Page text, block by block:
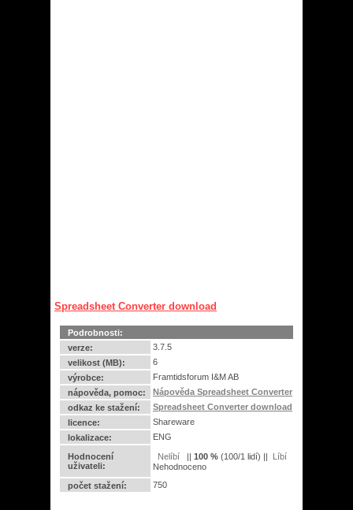
Spreadsheet Converter download
Podrobnosti:
verze:
3.7.5
velikost (MB):
6
výrobce:
Framtidsforum I&M AB
nápověda, pomoc:
Nápověda Spreadsheet Converter
odkaz ke stažení:
Spreadsheet Converter download
licence:
Shareware
lokalizace:
ENG
Hodnocení
uživateli:
|| 100 % (100/1 lidí) ||
Nehodnoceno
počet stažení:
750